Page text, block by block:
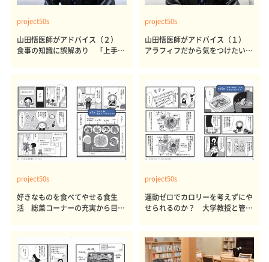
project50s
山田悟医師がアドバイス（２）
食事の知識に誤解あり 「上手な
project50s
山田悟医師がアドバイス（１）
アラフィフだから気をつけたい
project50s
好きなものを食べてやせる食生
活 総菜コーナーの充実から目を
project50s
運動ゼロでカロリーを考えずにや
せられるのか？ 大学教授と管理